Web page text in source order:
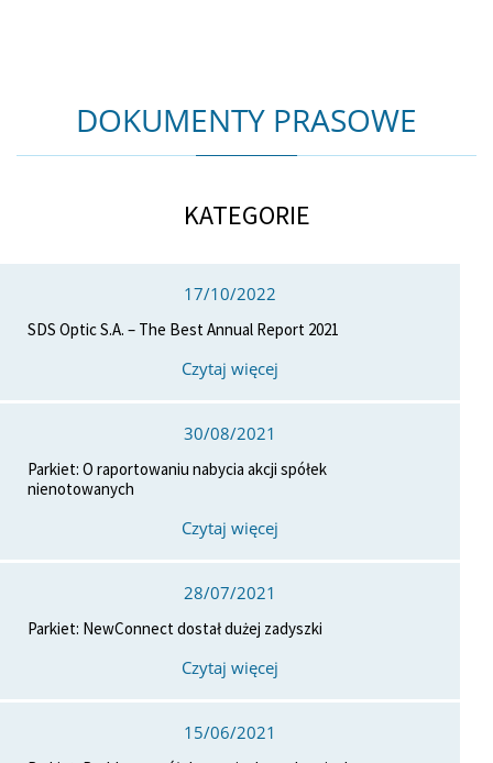
DOKUMENTY PRASOWE
KATEGORIE
17/10/2022
SDS Optic S.A. – The Best Annual Report 2021
Czytaj więcej
30/08/2021
Parkiet: O raportowaniu nabycia akcji spółek
nienotowanych
Czytaj więcej
28/07/2021
Parkiet: NewConnect dostał dużej zadyszki
Czytaj więcej
15/06/2021